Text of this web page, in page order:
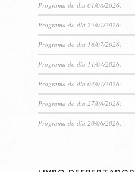
Programa do dia 01/08/2026:
Programa do dia 25/07/2026:
Programa do dia 18/07/2026:
Programa do dia 11/07/2026:
Programa do dia 04/07/2026:
Programa do dia 27/06/2026:
Programa do dia 20/06/2026: